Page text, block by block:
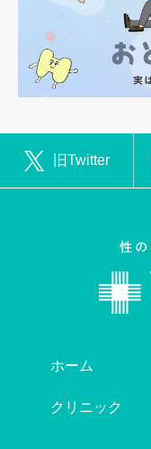
旧Twitter
ホーム
クリニック